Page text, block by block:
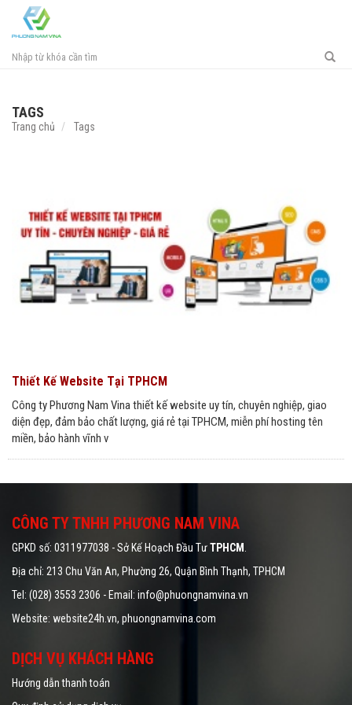
TAGS
Trang chủ Tags
Thiết Kế Website Tại TPHCM
Công ty Phương Nam Vina thiết kế website uy tín, chuyên nghiệp, giao
diện đẹp, đảm bảo chất lượng, giá rẻ tại TPHCM, miễn phí hosting tên
miền, bảo hành vĩnh v
CÔNG TY TNHH PHƯƠNG NAM VINA
GPKD số: 0311977038 - Sở Kế Hoạch Đầu TưTPHCM .
Địa chỉ: 213 Chu Văn An, Phường 26, Quận Bình Thạnh, TPHCM
Tel: (028) 3553 2306 - Email: info@phuongnamvina.vn
Website: website24h.vn, phuongnamvina.com
DỊCH VỤ KHÁCH HÀNG
Hướng dẫn thanh toán